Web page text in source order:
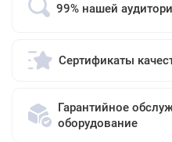
99% нашей
Сертификаты
Гарантийное
оборудование